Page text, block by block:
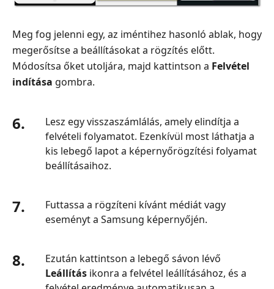
Meg fog jelenni egy, az iméntihez hasonló ablak, hogy
megerősítse a beállításokat a rögzítés előtt.
Módosítsa őket utoljára, majd kattintson a Felvétel
indítása gombra.
6.
Lesz egy visszaszámlálás, amely elindítja a
felvételi folyamatot. Ezenkívül most láthatja a
kis lebegő lapot a képernyőrögzítési folyamat
beállításaihoz.
7.
Futtassa a rögzíteni kívánt médiát vagy
eseményt a Samsung képernyőjén.
8.
Ezután kattintson a lebegő sávon lévő
Leállítás ikonra a felvétel leállításához, és a